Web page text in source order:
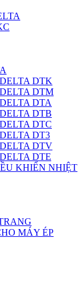
DTK
DTM
DTA
DTB
DTC
DT3
DTV
DTE
KHIỂN NHIỆT
MÁY ÉP